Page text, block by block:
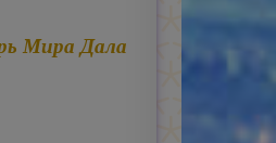
Мира Дала